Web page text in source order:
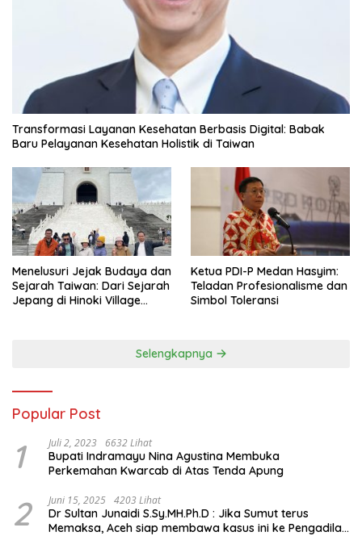
Transformasi Layanan Kesehatan Berbasis Digital: Babak
Baru Pelayanan Kesehatan Holistik di Taiwan
Menelusuri Jejak Budaya dan
Sejarah Taiwan: Dari Sejarah
Jepang di Hinoki Village
Ketua PDI-P Medan Hasyim:
Teladan Profesionalisme dan
Simbol Toleransi
Selengkapnya
Popular Post
1 Juli 2, 2023 6632 Lihat
Bupati Indramayu Nina Agustina Membuka
Perkemahan Kwarcab di Atas Tenda Apung
2 Juni 15, 2025 4203 Lihat
Dr Sultan Junaidi S.Sy.MH.Ph.D : Jika Sumut terus
Memaksa, Aceh siap membawa kasus ini ke Pengadilan